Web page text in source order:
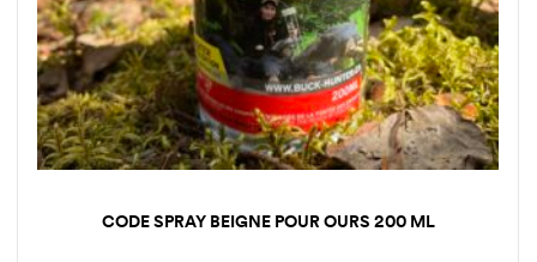
CODE SPRAY BEIGNE POUR OURS 200 ML